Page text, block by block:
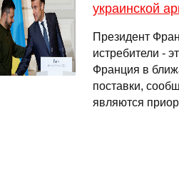
украинской
Президент
истребители -
Франция в
поставки,
являются